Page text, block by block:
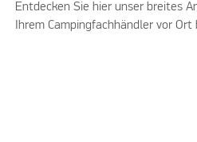
Entdecken Sie hier unser breites
Ihrem Campingfachhändler vor Ort